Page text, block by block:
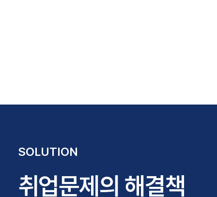
SOLUTION
취업문제의 해결책